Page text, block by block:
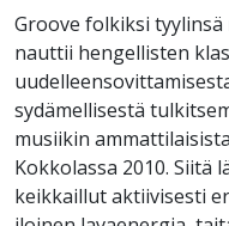
Groove folkiksi
nauttii hengellisten
sydämellisestä
musiikin
Kokkolassa 2010. Siitä
keikkaillut aktiivisesti